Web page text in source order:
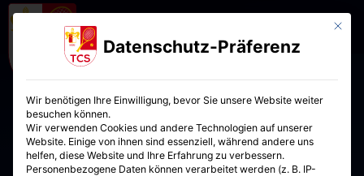
Mit
Datenschutz-Präferenz
Wir benötigen Ihre Einwilligung, bevor Sie unsere Website weiter
besuchen können.
Wir verwenden Cookies und andere Technologien auf unserer
Website. Einige von ihnen sind essenziell, während andere uns
helfen, diese Website und Ihre Erfahrung zu verbessern.
Personenbezogene Daten können verarbeitet werden (z. B. IP-